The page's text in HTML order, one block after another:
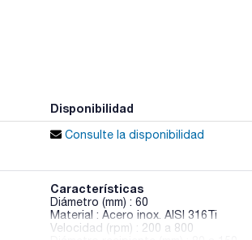
Disponibilidad
Consulte la disponibilidad
Características
Diámetro (mm) : 60
Material : Acero inox. AISI 316Ti
Velocidad (rpm) : 200 a 800